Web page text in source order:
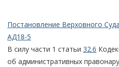
Постановление Верховного
АД18-5
В силу части 1 статьи 32.6
об административных